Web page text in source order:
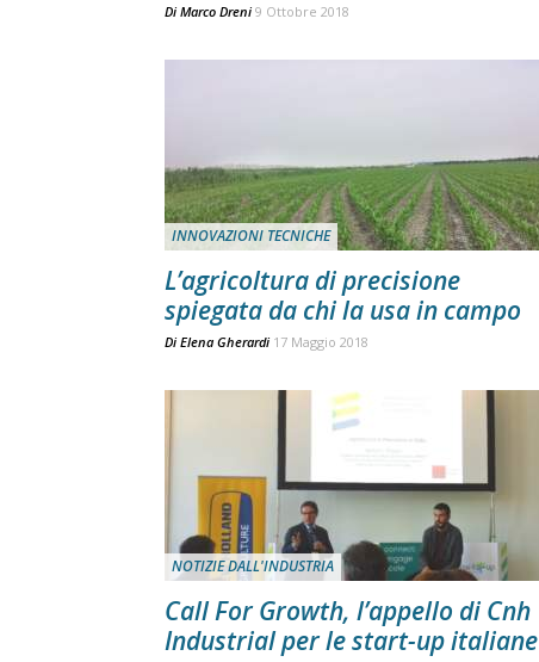
Di Marco Dreni 9 Ottobre 2018
INNOVAZIONI TECNICHE
L’agricoltura di precisione
spiegata da chi la usa in campo
Di Elena Gherardi 17 Maggio 2018
NOTIZIE DALL'INDUSTRIA
Call For Growth, l’appello di Cnh
Industrial per le start-up italiane